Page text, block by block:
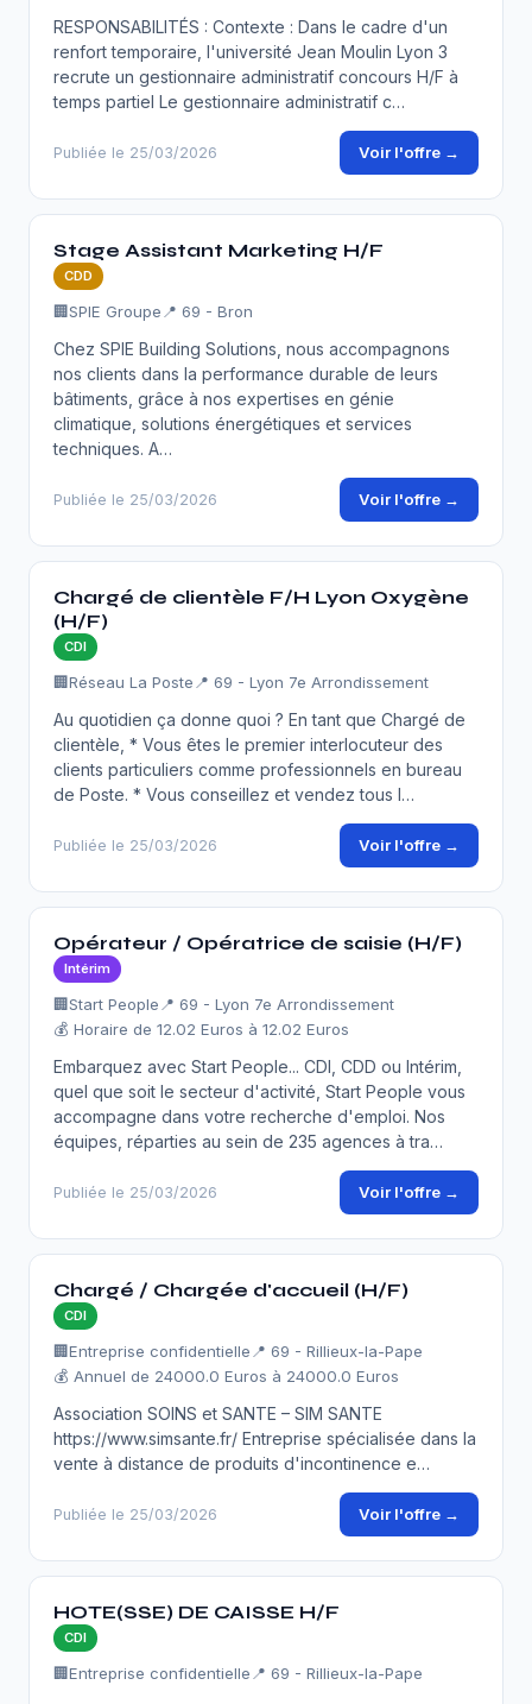
RESPONSABILITÉS : Contexte : Dans le cadre d'un
renfort temporaire, l'université Jean Moulin Lyon 3
recrute un gestionnaire administratif concours H/F à
temps partiel Le gestionnaire administratif c…
Publiée le 25/03/2026 Voir l'offre →
Stage Assistant Marketing H/F
CDD
🏢SPIE Groupe 📍 69 - Bron
Chez SPIE Building Solutions, nous accompagnons
nos clients dans la performance durable de leurs
bâtiments, grâce à nos expertises en génie
climatique, solutions énergétiques et services
techniques. A…
Publiée le 25/03/2026 Voir l'offre →
Chargé de clientèle F/H Lyon Oxygène
(H/F)
CDI
🏢Réseau La Poste 📍 69 - Lyon 7e Arrondissement
Au quotidien ça donne quoi ? En tant que Chargé de
clientèle, * Vous êtes le premier interlocuteur des
clients particuliers comme professionnels en bureau
de Poste. * Vous conseillez et vendez tous l…
Publiée le 25/03/2026 Voir l'offre →
Opérateur / Opératrice de saisie (H/F)
Intérim
🏢Start People 📍 69 - Lyon 7e Arrondissement
💰 Horaire de 12.02 Euros à 12.02 Euros
Embarquez avec Start People... CDI, CDD ou Intérim,
quel que soit le secteur d'activité, Start People vous
accompagne dans votre recherche d'emploi. Nos
équipes, réparties au sein de 235 agences à tra…
Publiée le 25/03/2026 Voir l'offre →
Chargé / Chargée d'accueil (H/F)
CDI
🏢Entreprise confidentielle 📍 69 - Rillieux-la-Pape
💰 Annuel de 24000.0 Euros à 24000.0 Euros
Association SOINS et SANTE – SIM SANTE
https://www.simsante.fr/ Entreprise spécialisée dans la
vente à distance de produits d'incontinence e…
Publiée le 25/03/2026 Voir l'offre →
HOTE(SSE) DE CAISSE H/F
CDI
🏢Entreprise confidentielle 📍 69 - Rillieux-la-Pape